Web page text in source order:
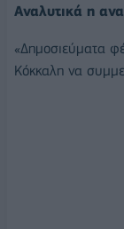
Αναλυτικά η
«Δημοσιεύματα
Κόκκαλη να